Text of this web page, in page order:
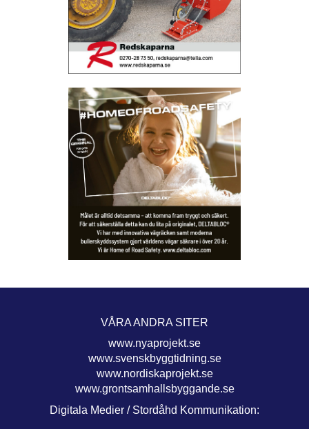
VÅRA ANDRA SITER
www.nyaprojekt.se
www.svenskbyggtidning.se
www.nordiskaprojekt.se
www.grontsamhallsbyggande.se
Digitala Medier / Stordåhd Kommunikation: